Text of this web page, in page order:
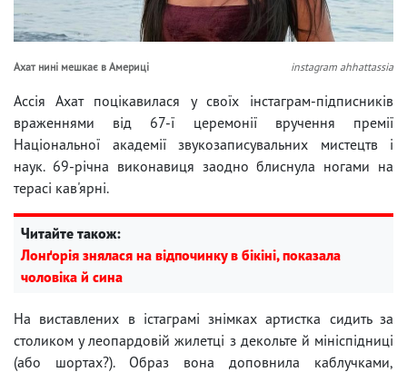
Ахат нині мешкає в Америці instagram ahhattassia
Ассія Ахат поцікавилася у своїх інстаграм-підписників
враженнями від 67-ї церемонії вручення премії
Національної академії звукозаписувальних мистецтв і
наук. 69-річна виконавиця заодно блиснула ногами на
терасі кав'ярні.
Читайте також:
Лонґорія знялася на відпочинку в бікіні, показала
чоловіка й сина
На виставлених в істаграмі знімках артистка сидить за
столиком у леопардовій жилетці з декольте й мініспідниці
(або шортах?). Образ вона доповнила каблучками,